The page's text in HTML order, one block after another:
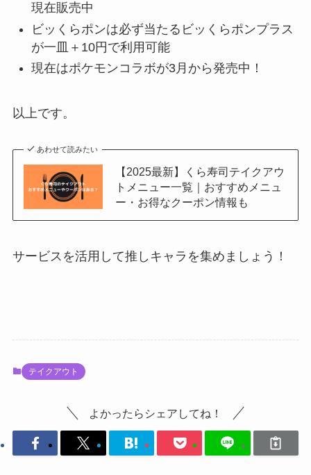
現在販売中
ビッくらポンは必ず当たるビッくらポンプラス
が一皿＋10円で利用可能
現在はポケモンコラボが3月から発売中！
以上です。
あわせて読みたい
【2025最新】くら寿司テイクアウ
トメニュー一覧｜おすすめメニュ
ー・お得なクーポン情報も
サービスを活用して推しキャラを集めましょう！
テイクアウト
よかったらシェアしてね！